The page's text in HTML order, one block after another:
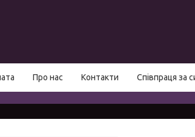
Про нас Контакти Співпраця за